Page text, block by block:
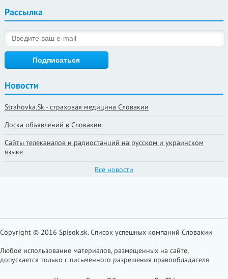
Рассылка
Новости
Strahovka.Sk - страховая медицина Словакии
Доска объявлений в Словакии
Сайты телеканалов и радиостанций на русском и украинском
языке
Все новости
Copyright © 2016 Spisok.sk. Cписок успешных компаний Словакии
Любое использование материалов, размещенных на сайте,
допускается только с письменного разрешения правообладателя.